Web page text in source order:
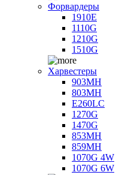
Форвардеры
1910E
1110G
1210G
1510G
Харвестеры
903MH
803MH
E260LC
1270G
1470G
853MH
859MH
1070G 4W
1070G 6W